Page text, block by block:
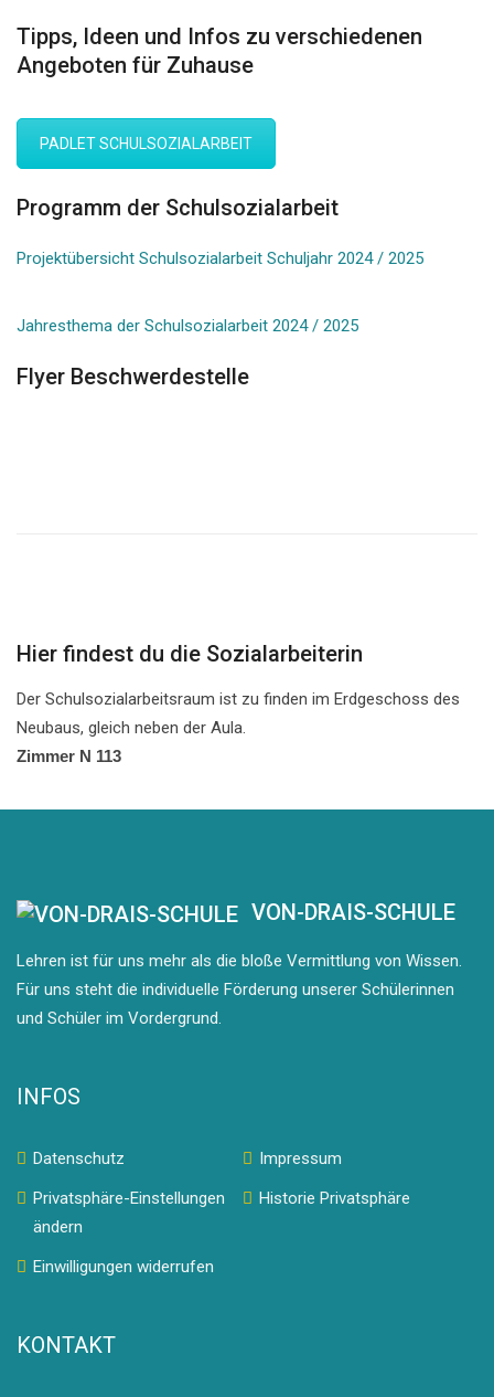
Tipps, Ideen und Infos zu verschiedenen
Angeboten für Zuhause
PADLET SCHULSOZIALARBEIT
Programm der Schulsozialarbeit
Projektübersicht Schulsozialarbeit Schuljahr 2024 / 2025
Jahresthema der Schulsozialarbeit 2024 / 2025
Flyer Beschwerdestelle
Hier findest du die Sozialarbeiterin
Der Schulsozialarbeitsraum ist zu finden im Erdgeschoss des
Neubaus, gleich neben der Aula.
Zimmer N 113
VON-DRAIS-SCHULE
Lehren ist für uns mehr als die bloße Vermittlung von Wissen.
Für uns steht die individuelle Förderung unserer Schülerinnen
und Schüler im Vordergrund.
INFOS
Datenschutz
Impressum
Privatsphäre-Einstellungen
ändern
Historie Privatsphäre
Einwilligungen widerrufen
KONTAKT